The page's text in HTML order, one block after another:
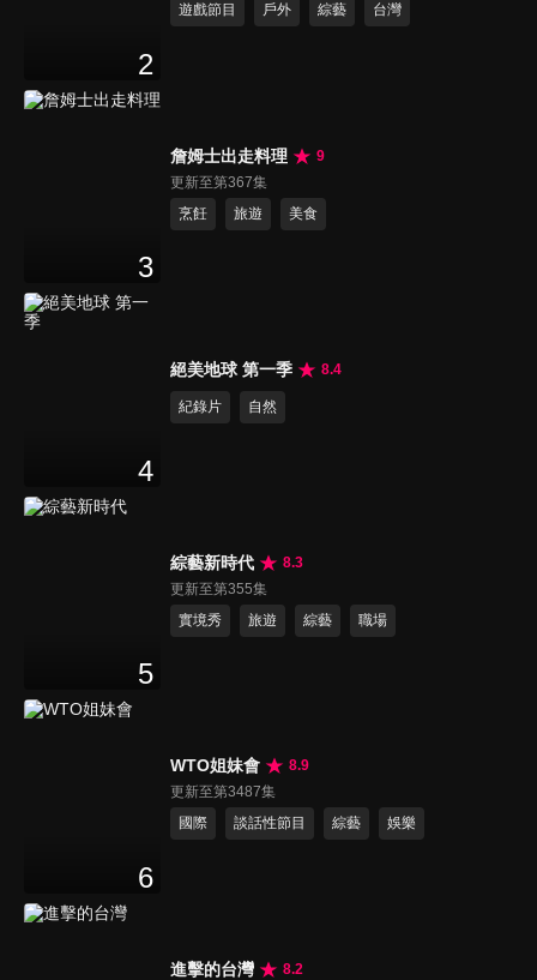
2
遊戲節目
戶外 綜藝 台灣
3
詹姆士出走料理
9
更新至第367集
烹飪
旅遊 美食
4
絕美地球 第一季 8.4
紀錄片 自然
5
綜藝新時代
8.3
更新至第355集
實境秀
旅遊 綜藝 職場
6
WTO姐妹會
8.9
更新至第3487集
國際
談話性節目 綜藝 娛樂
進擊的台灣
8.2